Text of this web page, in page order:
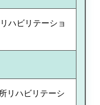
ハビリテーショ
リハビリテーシ